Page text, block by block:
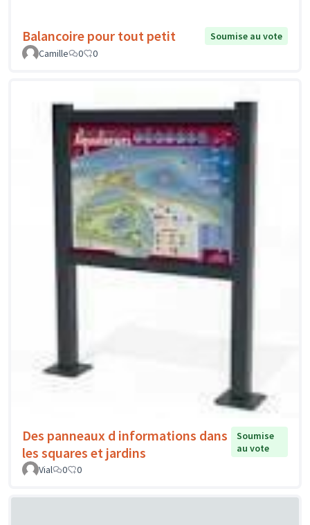
Balancoire pour tout petit
Soumise au vote
Camille
0 0
Des panneaux d informations dans
les squares et jardins
Soumise
au vote
Vial
0 0